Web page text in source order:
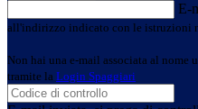
E-
all'indirizzo indicato con le istruzioni
Non hai una e-mail associata al nome
tramite la Login Spaggiari